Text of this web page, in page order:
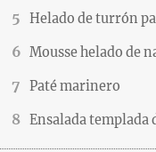
Helado de turrón
Mousse helado de
Paté marinero
Ensalada templada